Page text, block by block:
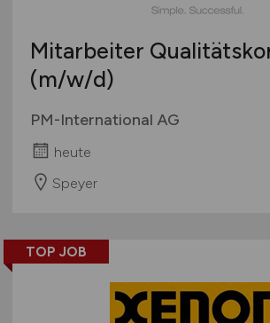
Mitarbeiter
(m/w/d)
PM-International AG
heute
Speyer
TOP JOB